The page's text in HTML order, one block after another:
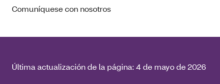
Comuníquese con nosotros
Última actualización de la página: 4 de mayo de 2026